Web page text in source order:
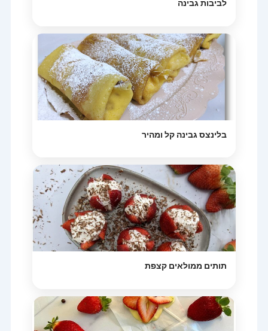
לביבות גבינה
בלינצס גבינה קל ומהיר
תותים ממולאים קצפת